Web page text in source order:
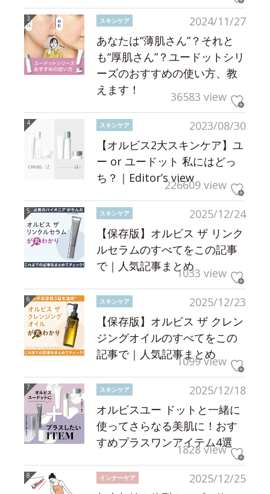
2024/11/27
スキンケア
あなたは“薄肌さん”？それと
も“厚肌さん”？ユードットシリ
ーズのおすすめの使い方、教
えます！
36583 view
2023/08/30
スキンケア
【オルビス2大スキンケア】ユ
ー or ユードット 私にはどっ
ち？｜Editor’s view226609 view
2025/12/24
スキンケア
【保存版】オルビス ザ リンク
ルセラムのすべてをこの記事
で｜人気記事まとめ1033 view
2025/12/23
スキンケア
【保存版】オルビス ザ クレン
ジングオイルのすべてをこの
記事で｜人気記事まとめ
1099 view
2025/12/18
スキンケア
オルビスユー ドットと一緒に
使ってさらなる美肌に！おす
すめプラスワンアイテム4選
1828 view
2025/12/25
インナーケア